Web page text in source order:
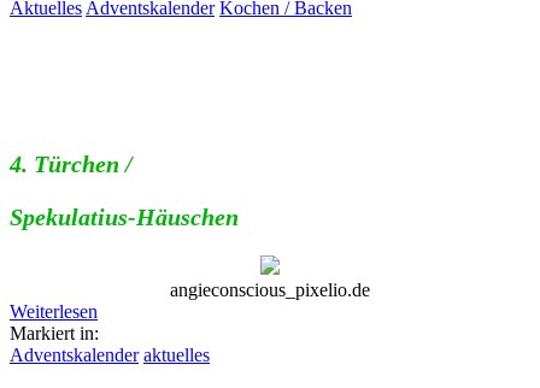
Aktuelles Adventskalender Kochen / Backen
4. Türchen /
Spekulatius-Häuschen
angieconscious_pixelio.de
Weiterlesen
Markiert in:
Adventskalender aktuelles